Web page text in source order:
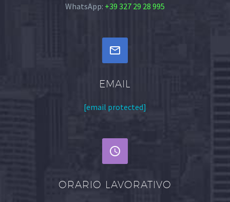
WhatsApp: +39 327 29 28 995


EMAIL
[email protected]


ORARIO LAVORATIVO